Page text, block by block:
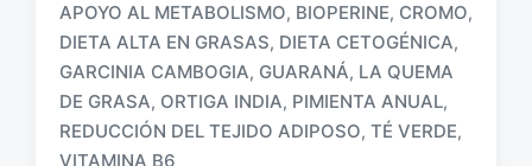
t
i
APOYO AL METABOLISMO, BIOPERINE, CROMO,
DIETA ALTA EN GRASAS, DIETA CETOGÉNICA,
GARCINIA CAMBOGIA, GUARANÁ, LA QUEMA
DE GRASA, ORTIGA INDIA, PIMIENTA ANUAL,
REDUCCIÓN DEL TEJIDO ADIPOSO, TÉ VERDE,
VITAMINA B6